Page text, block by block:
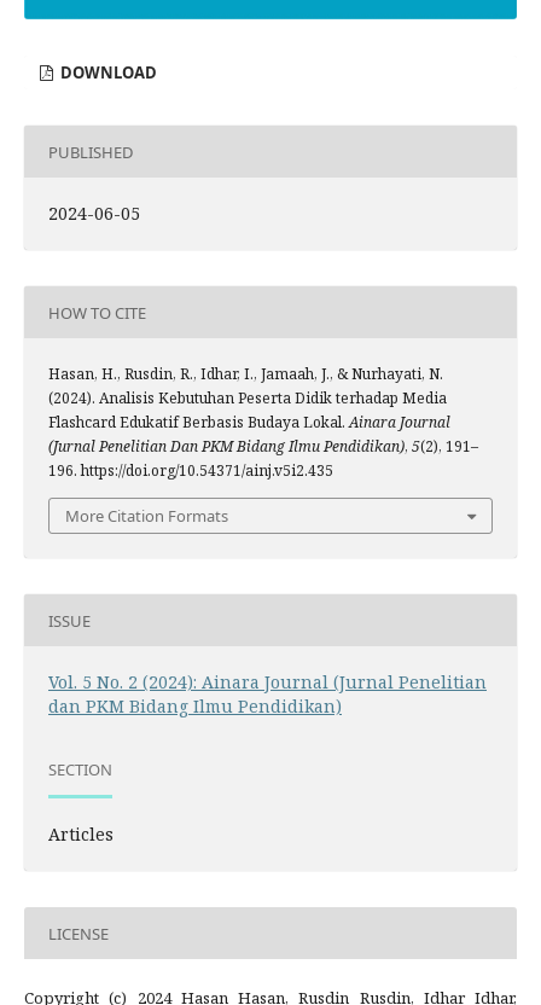
DOWNLOAD
PUBLISHED
2024-06-05
HOW TO CITE
Hasan, H., Rusdin, R., Idhar, I., Jamaah, J., & Nurhayati, N.
(2024). Analisis Kebutuhan Peserta Didik terhadap Media
Flashcard Edukatif Berbasis Budaya Lokal.Ainara Journal
(Jurnal Penelitian Dan PKM Bidang Ilmu Pendidikan), 5(2), 191–
196. https://doi.org/10.54371/ainj.v5i2.435
More Citation Formats
ISSUE
Vol. 5 No. 2 (2024): Ainara Journal (Jurnal Penelitian
dan PKM Bidang Ilmu Pendidikan)
SECTION
Articles
LICENSE
Copyright (c) 2024 Hasan Hasan, Rusdin Rusdin, Idhar Idhar,